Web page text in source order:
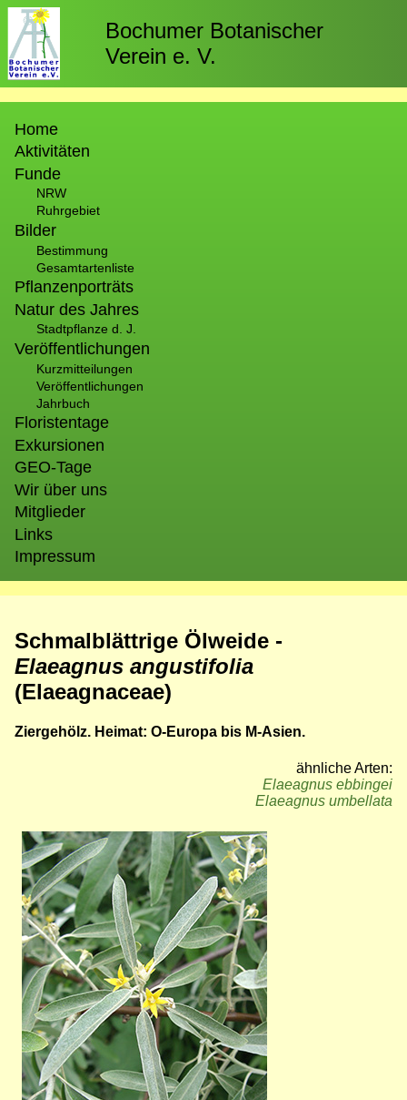
Direkt
zum
Inhalt
Bochumer Botanischer
Verein e. V.
Home
Aktivitäten
Funde
NRW
Ruhrgebiet
Bilder
Bestimmung
Gesamtartenliste
Pflanzenporträts
Natur des Jahres
Stadtpflanze d. J.
Veröffentlichungen
Kurzmitteilungen
Veröffentlichungen
Jahrbuch
Floristentage
Exkursionen
GEO-Tage
Wir über uns
Mitglieder
Links
Impressum
Schmalblättrige Ölweide -
Elaeagnus angustifolia
(Elaeagnaceae)
Ziergehölz. Heimat: O-Europa bis M-Asien.
ähnliche Arten:
Elaeagnus ebbingei
Elaeagnus umbellata
Bild